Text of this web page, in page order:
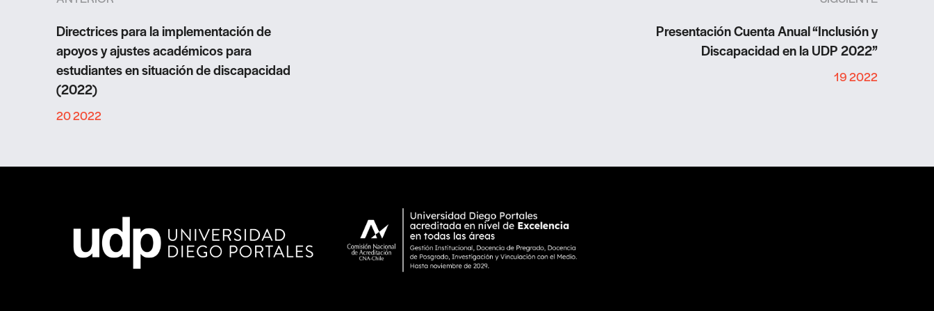
Directrices para la implementación de
apoyos y ajustes académicos para
estudiantes en situación de discapacidad
(2022)
20 2022
Presentación Cuenta Anual “Inclusión y
Discapacidad en la UDP 2022”
19 2022